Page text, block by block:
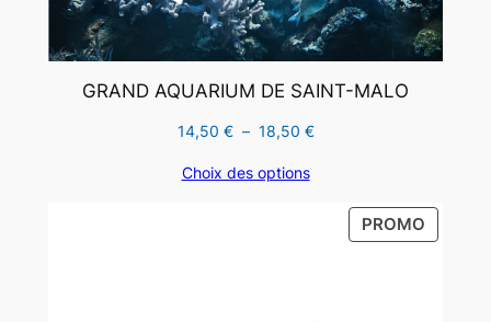
GRAND AQUARIUM DE SAINT-MALO
14,50 € – 18,50 €Plage
Choix des options
PROMO
EN